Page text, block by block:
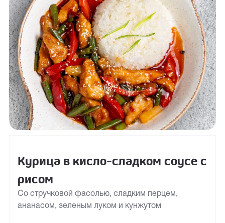
Курица в кисло-сладком соусе с
рисом
Со стручковой фасолью, сладким перцем,
ананасом, зеленым луком и кунжутом